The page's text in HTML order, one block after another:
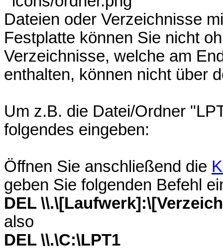
Dateien oder Verzeichnisse
Festplatte können Sie nicht
Verzeichnisse, welche am
enthalten, können nicht über
Um z.B. die Datei/Ordner
folgendes eingeben:
Öffnen Sie anschließend die
geben Sie folgenden Befehl
DEL
also
DEL \\.\C:\LPT1